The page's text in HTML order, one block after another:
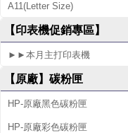
6
0
7
A11(Letter Size)
【印表機促銷專區】
►►本月主打印表機
【原廠】碳粉匣
HP-原廠黑色碳粉匣
HP-原廠彩色碳粉匣